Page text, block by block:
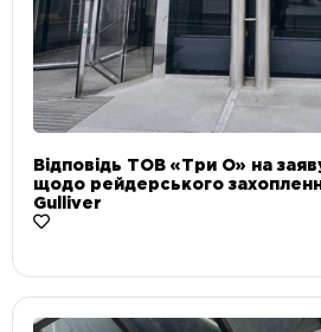
Відповідь ТОВ «Три О» на
щодо рейдерського
Gulliver